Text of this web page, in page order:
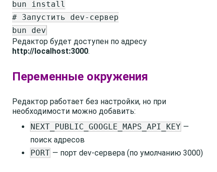
bun install
# Запустить dev-сервер
bun dev
Редактор будет доступен по адресу
http://localhost:3000.
Переменные окружения
Редактор работает без настройки, но при
необходимости можно добавить:
NEXT_PUBLIC_GOOGLE_MAPS_API_KEY —
поиск адресов
PORT — порт dev-сервера (по умолчанию 3000)